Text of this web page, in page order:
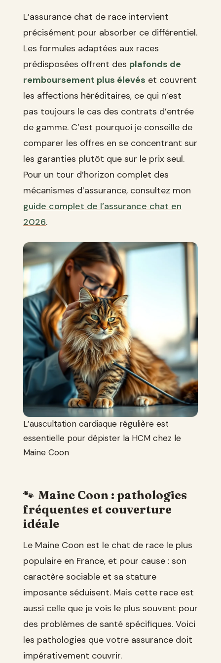
L’assurance chat de race intervient
précisément pour absorber ce différentiel.
Les formules adaptées aux races
prédisposées offrent des plafonds de
remboursement plus élevés et couvrent
les affections héréditaires, ce qui n’est
pas toujours le cas des contrats d’entrée
de gamme. C’est pourquoi je conseille de
comparer les offres en se concentrant sur
les garanties plutôt que sur le prix seul.
Pour un tour d’horizon complet des
mécanismes d’assurance, consultez mon
guide complet de l’assurance chat en
2026.
L’auscultation cardiaque régulière est
essentielle pour dépister la HCM chez le
Maine Coon
Maine Coon : pathologies
fréquentes et couverture
idéale
Le Maine Coon est le chat de race le plus
populaire en France, et pour cause : son
caractère sociable et sa stature
imposante séduisent. Mais cette race est
aussi celle que je vois le plus souvent pour
des problèmes de santé spécifiques. Voici
les pathologies que votre assurance doit
impérativement couvrir.